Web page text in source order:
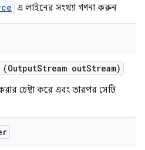
এ লাইনের সংখ্যা গণনা করুন
(OutputStream outStream)
চেষ্টা করে এবং তারপর সেটি